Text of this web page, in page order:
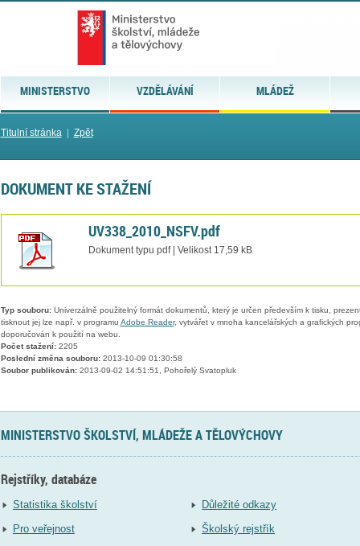
MINISTERSTVO VZDĚLÁVÁNÍ MLÁDEŽ
Titulní stránka| Zpět
DOKUMENT KE STAŽENÍ
UV338_2010_NSFV.pdf
Dokument typu pdf | Velikost 17,59 kB
Typ souboru:Univerzálně použitelný formát dokumentů, který je určen především k tisku,
tisknout jej lze např. v programu Adobe Reader, vytvářet v mnoha kancelářských a grafických
doporučován k použití na webu.
Počet stažení:2205
Poslední změna souboru:2013-10-09 01:30:58
Soubor publikován:2013-09-02 14:51:51, Pohořelý Svatopluk
MINISTERSTVO ŠKOLSTVÍ, MLÁDEŽE A TĚLOVÝCHOVY
Rejstříky, databáze
Statistika školství
Pro veřejnost
Důležité odkazy
Školský rejstřík